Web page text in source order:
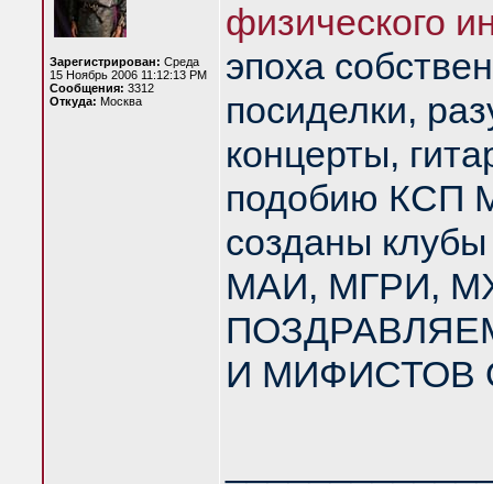
Зарегистрирован: Среда
15 Ноябрь 2006 11:12:13 PM
Сообщения: 3312
Откуда: Москва
физического
эпоха
посиделки,
концерты,
подобию КСП
созданы клубы
МАИ, МГРИ,
И МИФИСТОВ